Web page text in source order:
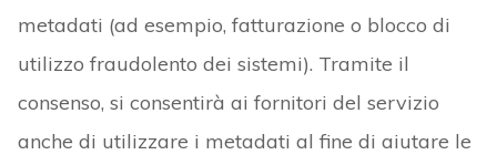
metadati (ad esempio, fatturazione o blocco di
utilizzo fraudolento dei sistemi). Tramite il
consenso, si consentirà ai fornitori del servizio
anche di utilizzare i metadati al fine di aiutare le